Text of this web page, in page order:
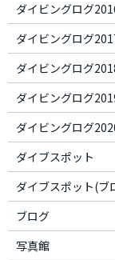
ダイビングログ
ダイビングログ
ダイビングログ
ダイビングログ
ダイビングログ
ダイブスポット
ダイブスポット(ブ
ブログ
写真館